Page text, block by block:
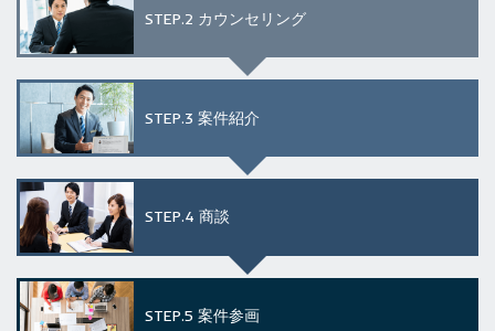
STEP.2 カウンセリング
STEP.3 案件紹介
STEP.4 商談
STEP.5 案件参画